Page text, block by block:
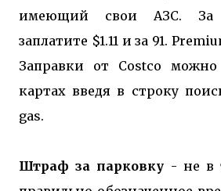
имеющий свои АЗС. За
заплатите $1.11 и за 91.
Заправки от Costco
картах введя в строку
gas.
Штраф за парковку - не в